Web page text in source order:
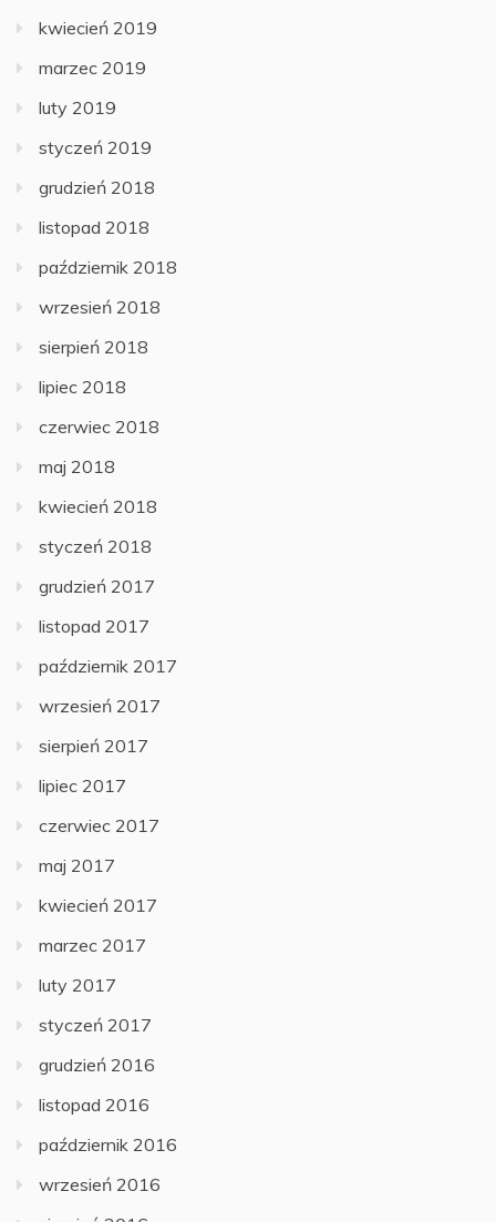
kwiecień 2019
marzec 2019
luty 2019
styczeń 2019
grudzień 2018
listopad 2018
październik 2018
wrzesień 2018
sierpień 2018
lipiec 2018
czerwiec 2018
maj 2018
kwiecień 2018
styczeń 2018
grudzień 2017
listopad 2017
październik 2017
wrzesień 2017
sierpień 2017
lipiec 2017
czerwiec 2017
maj 2017
kwiecień 2017
marzec 2017
luty 2017
styczeń 2017
grudzień 2016
listopad 2016
październik 2016
wrzesień 2016